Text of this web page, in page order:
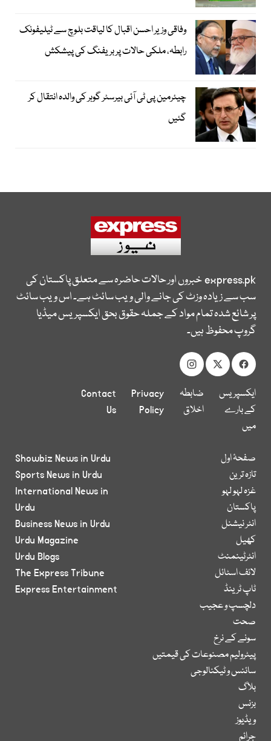
وفاقی وزیر احسن اقبال کا لیاقت بلوچ سے ٹیلیفونک
رابطہ، ملکی حالات پر بریفنگ کی پیشکش
چیئرمین پی ٹی آئی بیرسٹر گوہر کی والدہ انتقال کر
گئیں
express.pkخبروں اور حالات حاضرہ سے متعلق پاکستان کی
سب سے زیادہ وزٹ کی جانے والی ویب سائٹ ہے۔ اس ویب سائٹ
پر شائع شدہ تمام مواد کے جملہ حقوق بحق ایکسپریس میڈیا
گروپ محفوظ ہیں۔
ایکسپریس
کے بارے
میں
ضابطہ
اخلاق
Privacy
Policy
Contact
Us
صفحۂ اول
تازہ ترین
غزہ لہو لہو
پاکستان
انٹر نیشنل
کھیل
انٹرٹینمنٹ
لائف اسٹائل
ٹاپ ٹرینڈ
دلچسپ و عجیب
صحت
سونے کے نرخ
پیٹرولیم مصنوعات کی قیمتیں
سائنس و ٹیکنالوجی
بلاگ
بزنس
ویڈیوز
جرائم
Showbiz News in Urdu
Sports News in Urdu
International News in
Urdu
Business News in Urdu
Urdu Magazine
Urdu Blogs
The Express Tribune
Express Entertainment